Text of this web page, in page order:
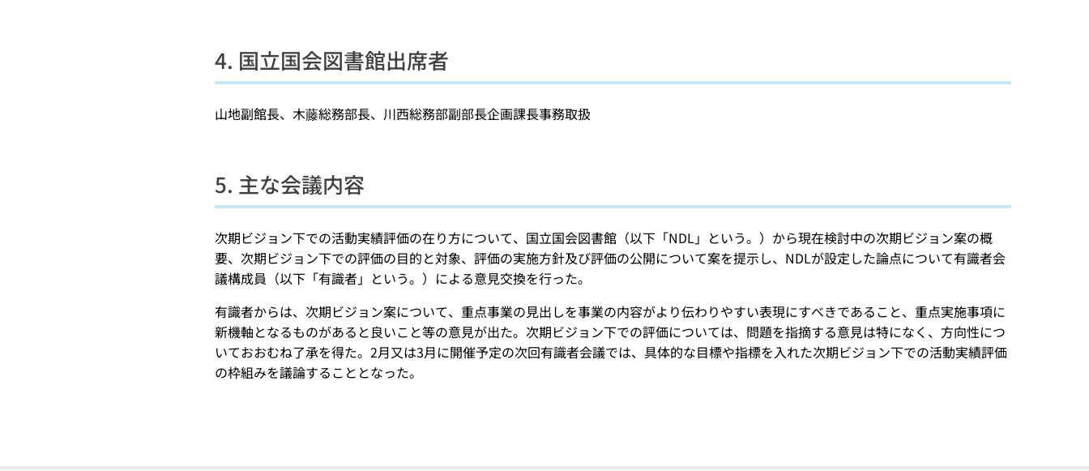
4. 国立国会図書館出席者
山地副館長、木藤総務部長、川西総務部副部長企画課長事務取扱
5. 主な会議内容
次期ビジョン下での活動実績評価の在り方について、国立国会図書館（以下「NDL」という。）から現在検討中の次期ビジョン案の概
要、次期ビジョン下での評価の目的と対象、評価の実施方針及び評価の公開について案を提示し、NDLが設定した論点について有識者会
議構成員（以下「有識者」という。）による意見交換を行った。
有識者からは、次期ビジョン案について、重点事業の見出しを事業の内容がより伝わりやすい表現にすべきであること、重点実施事項に
新機軸となるものがあると良いこと等の意見が出た。次期ビジョン下での評価については、問題を指摘する意見は特になく、方向性につ
いておおむね了承を得た。2月又は3月に開催予定の次回有識者会議では、具体的な目標や指標を入れた次期ビジョン下での活動実績評価
の枠組みを議論することとなった。